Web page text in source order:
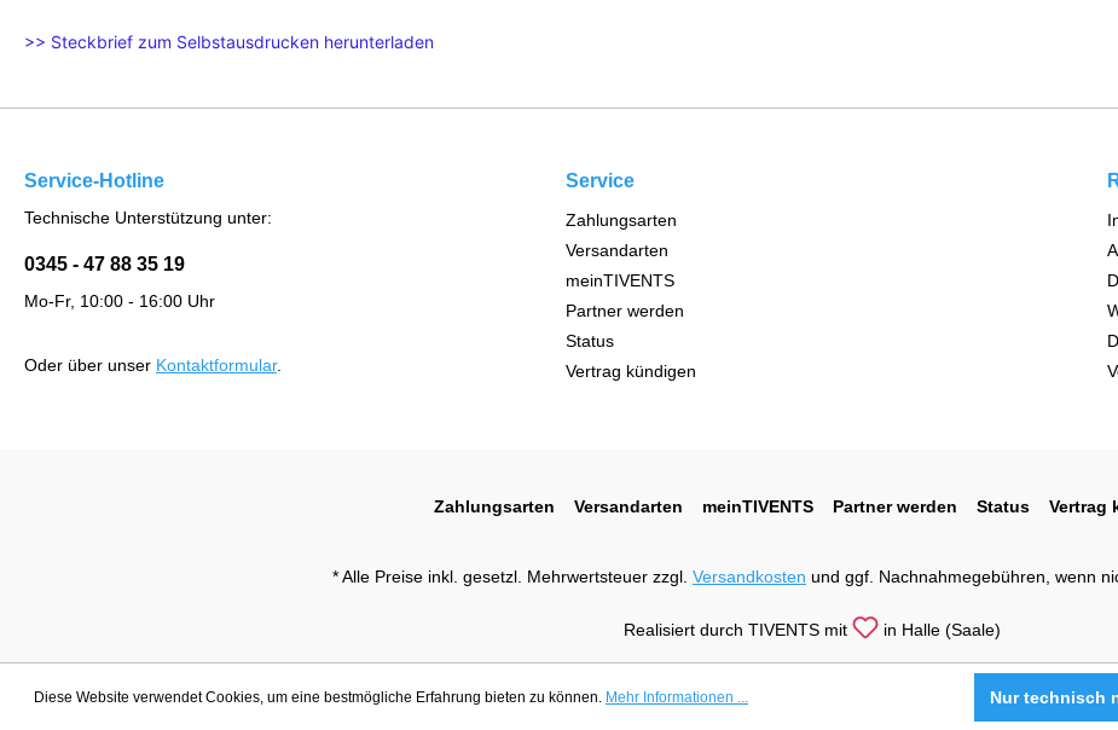
>> Steckbrief zum Selbstausdrucken herunterladen
Service-Hotline
Technische Unterstützung unter:
0345 - 47 88 35 19
Mo-Fr, 10:00 - 16:00 Uhr
Oder über unser Kontaktformular.
Service
Zahlungsarten
Versandarten
meinTIVENTS
Partner werden
Status
Vertrag kündigen
Zahlungsarten Versandarten meinTIVENTS Partner werden Status Vertrag
* Alle Preise inkl. gesetzl. Mehrwertsteuer zzgl. Versandkosten und ggf. Nachnahmegebühren, wenn
Realisiert durch TIVENTS mit in Halle (Saale)
Diese Website verwendet Cookies, um eine bestmögliche Erfahrung bieten zu können. Mehr Informationen ... Nur technisch